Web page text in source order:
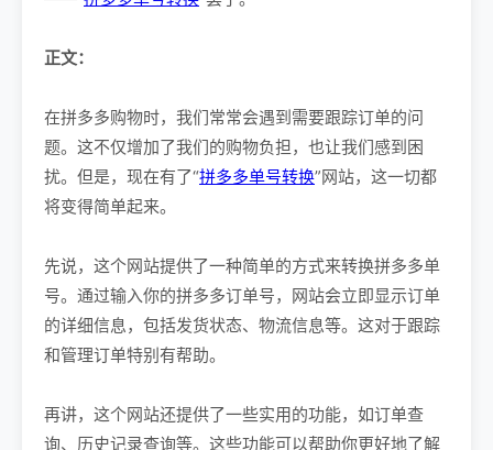
正文：
在拼多多购物时，我们常常会遇到需要跟踪订单的问
题。这不仅增加了我们的购物负担，也让我们感到困
扰。但是，现在有了“拼多多单号转换”网站，这一切都
将变得简单起来。
先说，这个网站提供了一种简单的方式来转换拼多多单
号。通过输入你的拼多多订单号，网站会立即显示订单
的详细信息，包括发货状态、物流信息等。这对于跟踪
和管理订单特别有帮助。
再讲，这个网站还提供了一些实用的功能，如订单查
询、历史记录查询等。这些功能可以帮助你更好地了解